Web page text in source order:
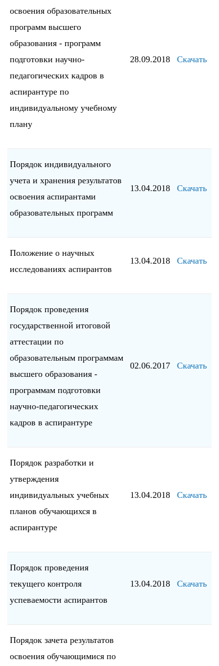
освоения образовательных
программ высшего
образования - программ
подготовки научно-
педагогических кадров в
аспирантуре по
индивидуальному учебному
плану
28.09.2018 Скачать
Порядок индивидуального
учета и хранения результатов
освоения аспирантами
образовательных программ
13.04.2018 Скачать
Положение о научных
исследованиях аспирантов
13.04.2018 Скачать
Порядок проведения
государственной итоговой
аттестации по
образовательным программам
высшего образования -
программам подготовки
научно-педагогических
кадров в аспирантуре
02.06.2017 Скачать
Порядок разработки и
утверждения
индивидуальных учебных
планов обучающихся в
аспирантуре
13.04.2018 Скачать
Порядок проведения
текущего контроля
успеваемости аспирантов
13.04.2018 Скачать
Порядок зачета результатов
освоения обучающимися по